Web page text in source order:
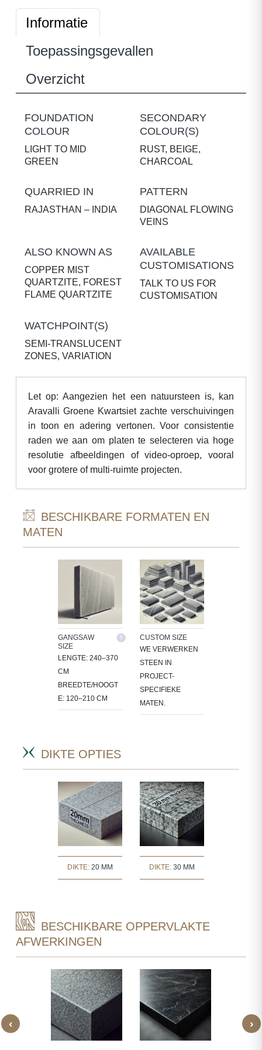
Informatie
Toepassingsgevallen
Overzicht
FOUNDATION
COLOUR
LIGHT TO MID
GREEN
SECONDARY
COLOUR(S)
RUST, BEIGE,
CHARCOAL
QUARRIED IN
RAJASTHAN – INDIA
PATTERN
DIAGONAL FLOWING
VEINS
ALSO KNOWN AS
COPPER MIST
QUARTZITE, FOREST
FLAME QUARTZITE
AVAILABLE
CUSTOMISATIONS
TALK TO US FOR
CUSTOMISATION
WATCHPOINT(S)
SEMI-TRANSLUCENT
ZONES, VARIATION
Let op: Aangezien het een natuursteen is, kan
Aravalli Groene Kwartsiet zachte verschuivingen
in toon en adering vertonen. Voor consistentie
raden we aan om platen te selecteren via hoge
resolutie afbeeldingen of video-oproep, vooral
voor grotere of multi-ruimte projecten.
BESCHIKBARE FORMATEN EN
MATEN
GANGSAW
SIZE
LENGTE: 240–370
CM
BREEDTE/HOOGT
E: 120–210 CM
CUSTOM SIZE
WE VERWERKEN
STEEN IN
PROJECT-
SPECIFIEKE
MATEN.
DIKTE OPTIES
DIKTE: 20 MM DIKTE: 30 MM
BESCHIKBARE OPPERVLAKTE
AFWERKINGEN
‹ ›